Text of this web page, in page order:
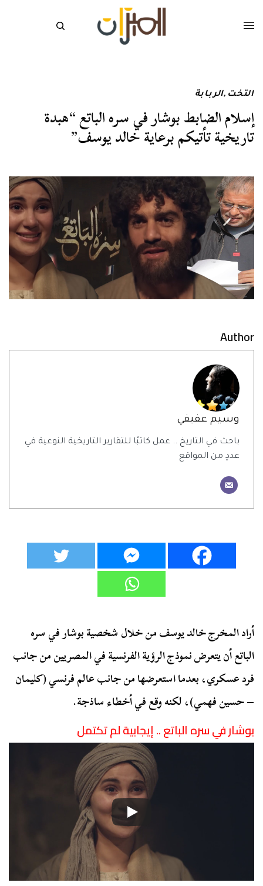
التخت ,الربابة
إسلام الضابط بوشار في سره الباتع “هبدة
تاريخية تأتيكم برعاية خالد يوسف”
Author
وسيم عفيفي
باحث في التاريخ .. عمل كاتبًا للتقارير التاريخية النوعية في
عددٍ من المواقع
أراد المخرج خالد يوسف من خلال شخصية بوشار في سره
الباتع أن يتعرض نموذج الرؤية الفرنسية في المصريين من جانب
فرد عسكري، بعدما استعرضها من جانب عالم فرنسي (كليمان
– حسين فهمي)، لكنه وقع في أخطاء ساذجة.
بوشار في سره الباتع .. إيجابية لم تكتمل